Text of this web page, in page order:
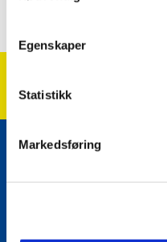
Egenskaper
Statistikk
Markedsføring
E-post: